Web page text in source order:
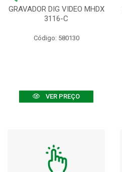
GRAVADOR DIG VIDEO MHDX
3116-C
Código: 580130
VER PREÇO